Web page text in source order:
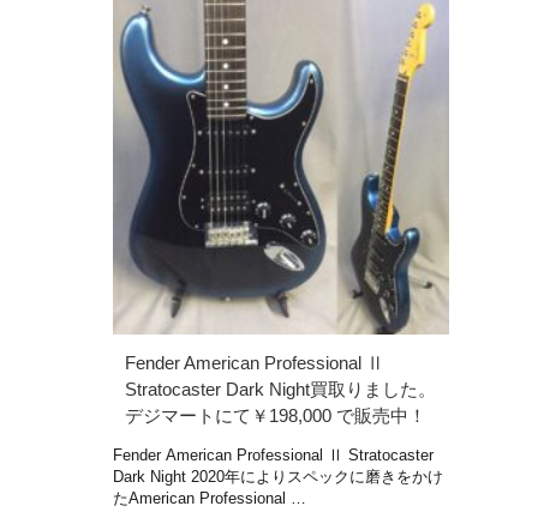
Fender American Professional Ⅱ
Stratocaster Dark Night買取りました。
デジマートにて￥198,000 で販売中！
Fender American Professional Ⅱ Stratocaster
Dark Night 2020年によりスペックに磨きをかけ
たAmerican Professional …